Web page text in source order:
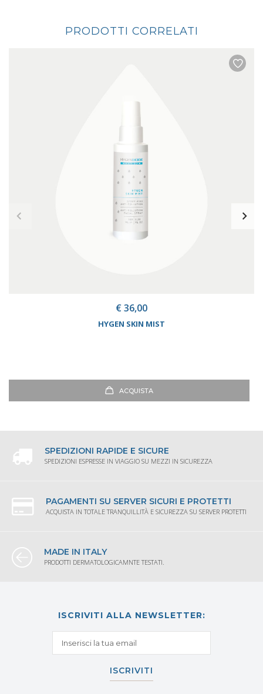
PRODOTTI CORRELATI
HYGEN SKIN MIST
€ 36,00
ACQUISTA
SPEDIZIONI RAPIDE E SICURE
SPEDIZIONI ESPRESSE IN VIAGGIO SU MEZZI IN SICUREZZA
PAGAMENTI SU SERVER SICURI E PROTETTI
ACQUISTA IN TOTALE TRANQUILLITÀ E SICUREZZA SU SERVER PROTETTI
MADE IN ITALY
PRODOTTI DERMATOLOGICAMNTE TESTATI.
ISCRIVITI ALLA NEWSLETTER:
ISCRIVITI